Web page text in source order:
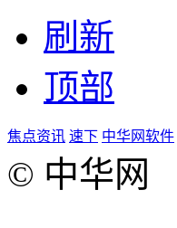
刷新
顶部
焦点资讯 速下 中华网软件
© 中华网